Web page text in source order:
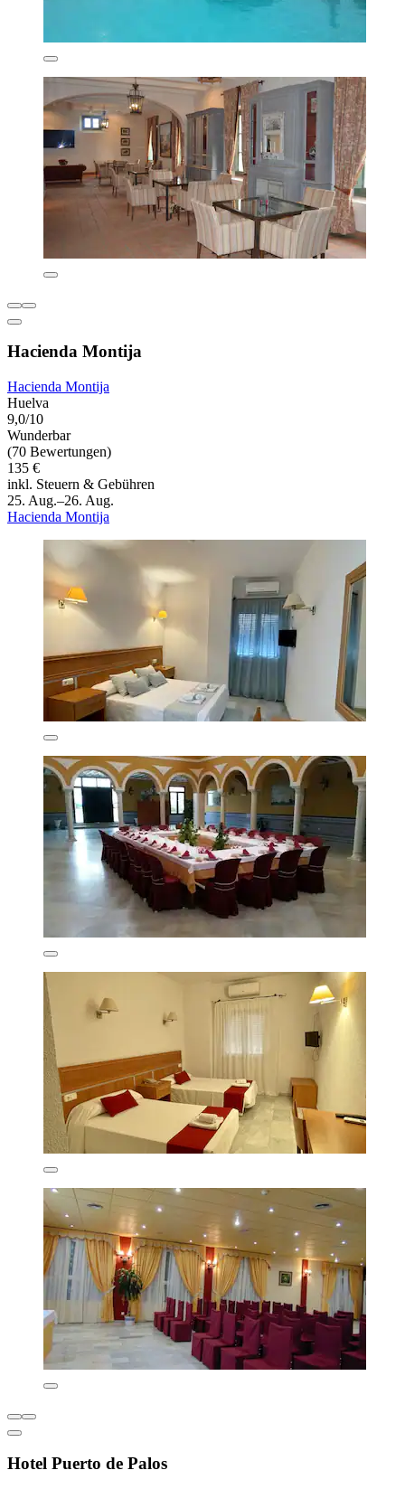
Hacienda Montija
Hacienda Montija
Huelva
9,0/10
Wunderbar
(70 Bewertungen)
135 €
inkl. Steuern & Gebühren
25. Aug.–26. Aug.
Hacienda Montija
Hotel Puerto de Palos